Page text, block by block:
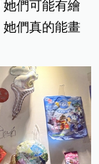
們可能有繪
們真的能畫